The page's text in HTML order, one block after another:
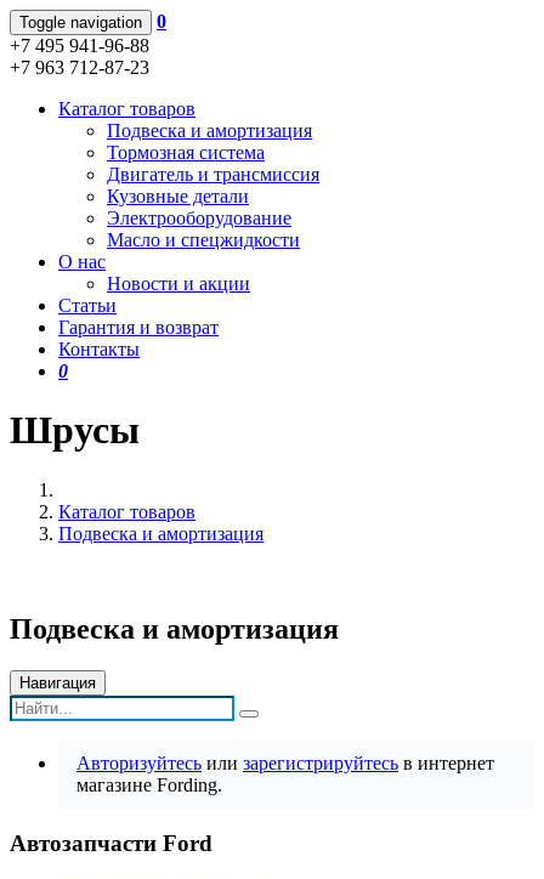
Toggle navigation
0
+7 495 941-96-88
+7 963 712-87-23
Каталог товаров
Подвеска и амортизация
Тормозная система
Двигатель и трансмиссия
Кузовные детали
Электрооборудование
Масло и спецжидкости
О нас
Новости и акции
Статьи
Гарантия и возврат
Контакты
0
Шрусы
Каталог товаров
Подвеска и амортизация
Подвеска и амортизация
Навигация
Авторизуйтесь или зарегистрируйтесь в интернет
магазине Fording.
Автозапчасти Ford